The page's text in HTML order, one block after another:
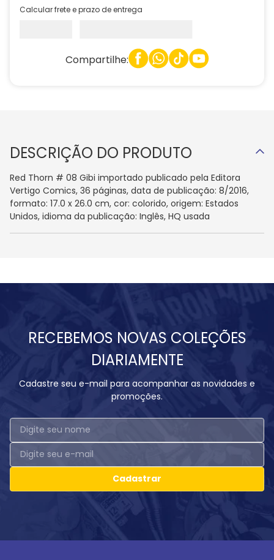
Calcular frete e prazo de entrega
Compartilhe:
DESCRIÇÃO DO PRODUTO
Red Thorn # 08 Gibi importado publicado pela Editora
Vertigo Comics, 36 páginas, data de publicação: 8/2016,
formato: 17.0 x 26.0 cm, cor: colorido, origem: Estados
Unidos, idioma da publicação: Inglês, HQ usada
RECEBEMOS NOVAS COLEÇÕES
DIARIAMENTE
Cadastre seu e-mail para acompanhar as novidades e
promoções.
Cadastrar